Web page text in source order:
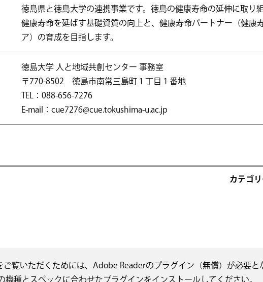
徳島県と徳島大学の連携事業です。徳島の健康寿命の延伸に取り
健康寿命を延ばす基礎資質の向上と、健康寿命パートナー（健康
ア）の育成を目指します。
徳島大学 人と地域共創センター 事務室
〒770-8502 徳島市南常三島町１丁目１番地
TEL：088-656-7276
E-mail：cue7276@cue.tokushima-u.ac.jp
カテゴリ
ご覧いただくためには、Adobe Readerのプラグイン（無償）が必要と
機種とスペックに合わせたプラグインをインストールしてください。